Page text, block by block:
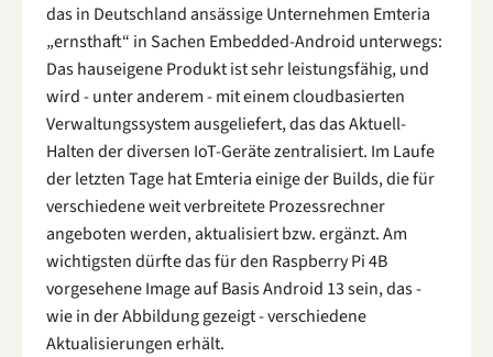
das in Deutschland ansässige Unternehmen Emteria
„ernsthaft“ in Sachen Embedded-Android unterwegs:
Das hauseigene Produkt ist sehr leistungsfähig, und
wird - unter anderem - mit einem cloudbasierten
Verwaltungssystem ausgeliefert, das das Aktuell-
Halten der diversen IoT-Geräte zentralisiert. Im Laufe
der letzten Tage hat Emteria einige der Builds, die für
verschiedene weit verbreitete Prozessrechner
angeboten werden, aktualisiert bzw. ergänzt. Am
wichtigsten dürfte das für den Raspberry Pi 4B
vorgesehene Image auf Basis Android 13 sein, das -
wie in der Abbildung gezeigt - verschiedene
Aktualisierungen erhält.